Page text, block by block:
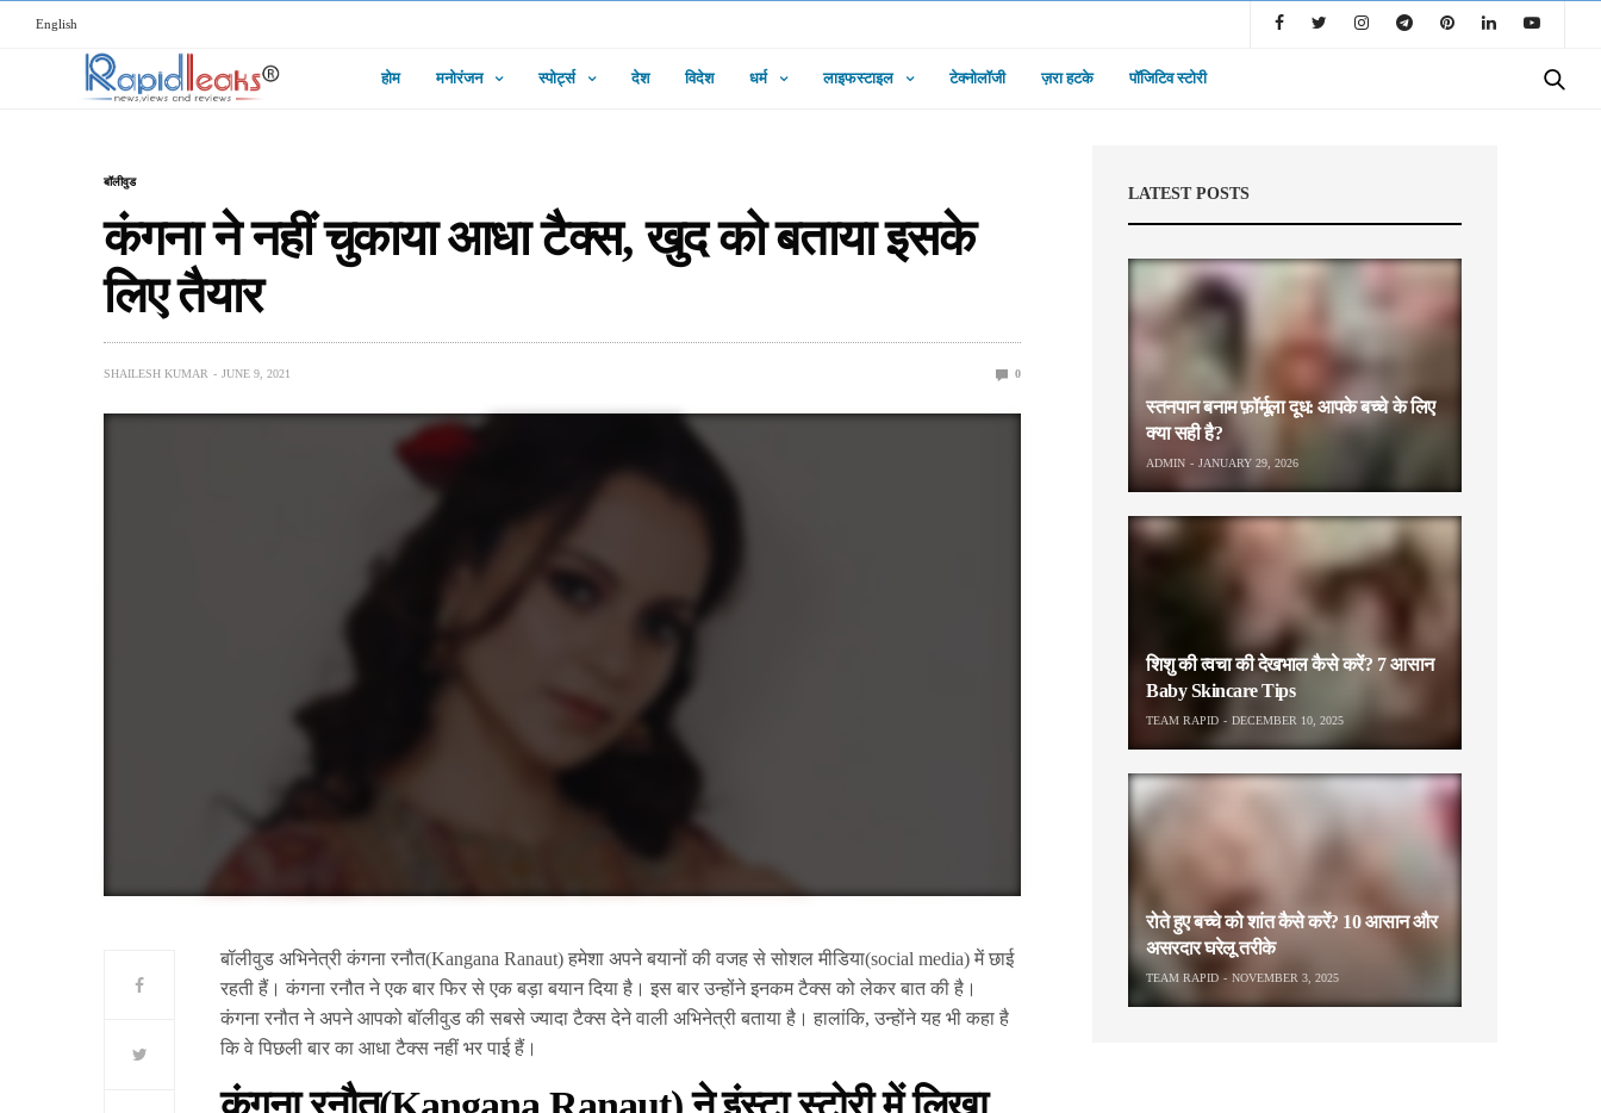
English
होम मनोरंजन स्पोर्ट्स देश विदेश धर्म लाइफस्टाइल टेक्नोलॉजी ज़रा हटके पॉजिटिव स्टोरी
बॉलीवुड
कंगना ने नहीं चुकाया आधा टैक्स, खुद को बताया इसके
लिए तैयार
SHAILESH KUMAR JUNE 9, 2021 0
बॉलीवुड अभिनेत्री कंगना रनौत(Kangana Ranaut) हमेशा अपने बयानों की वजह से सोशल मीडिया(social media) में छाई
रहती हैं। कंगना रनौत ने एक बार फिर से एक बड़ा बयान दिया है। इस बार उन्होंने इनकम टैक्स को लेकर बात की है।
कंगना रनौत ने अपने आपको बॉलीवुड की सबसे ज्यादा टैक्स देने वाली अभिनेत्री बताया है। हालांकि, उन्होंने यह भी कहा है
कि वे पिछली बार का आधा टैक्स नहीं भर पाई हैं।
LATEST POSTS
स्तनपान बनाम फ़ॉर्मूला दूध: आपके बच्चे के लिए
क्या सही है?
ADMIN JANUARY 29, 2026
शिशु की त्वचा की देखभाल कैसे करें? 7 आसान
Baby Skincare Tips
TEAM RAPID DECEMBER 10, 2025
रोते हुए बच्चे को शांत कैसे करें? 10 आसान और
असरदार घरेलू तरीके
TEAM RAPID NOVEMBER 3, 2025